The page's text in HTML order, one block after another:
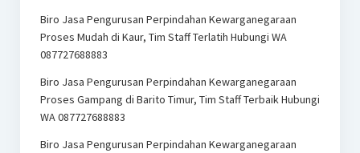
Biro Jasa Pengurusan Perpindahan Kewarganegaraan
Proses Mudah di Kaur, Tim Staff Terlatih Hubungi WA
087727688883
Biro Jasa Pengurusan Perpindahan Kewarganegaraan
Proses Gampang di Barito Timur, Tim Staff Terbaik Hubungi
WA 087727688883
Biro Jasa Pengurusan Perpindahan Kewarganegaraan